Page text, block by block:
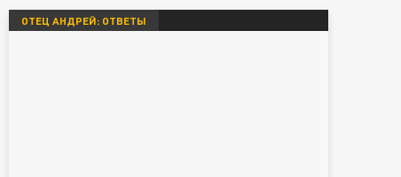
ОТЕЦ АНДРЕЙ: ОТВЕТЫ